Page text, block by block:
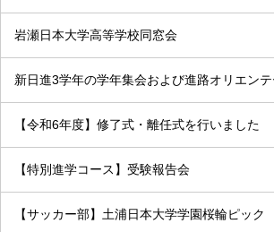
岩瀬日本大学高等学校同窓会
新日進3学年の学年集会および進路オリエン
【令和6年度】修了式・離任式を行いました
【特別進学コース】受験報告会
【サッカー部】土浦日本大学学園桜輪ピック